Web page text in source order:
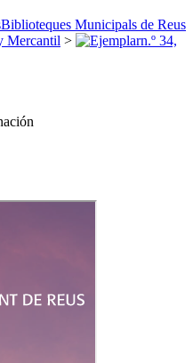
Biblioteques Municipals de Reus
Mercantil >
n.º 34,